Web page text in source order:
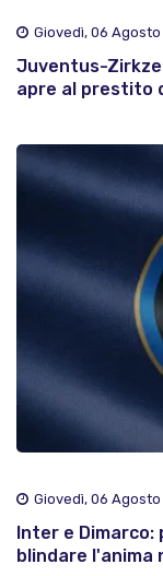
Giovedì, 06
Juventus-
apre al prestito
Giovedì, 06
Inter e
blindare l'anima